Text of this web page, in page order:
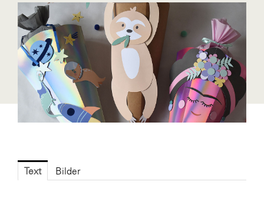
Colmobil Austria
Controller Institut
Darbo
Designer Outlets Parndorf und Salzburg
DOMOFERM
Essity
FG UBIT Salzburg
foodaffairs
Text Bilder